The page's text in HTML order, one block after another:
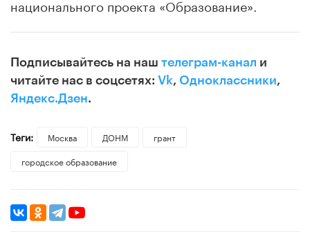
национального проекта «Образование».
Подписывайтесь на наш телеграм-канал и
читайте нас в соцсетях: Vk, Одноклассники,
Яндекс.Дзен.
Теги: Москва ДОНМ
грант
городское образование